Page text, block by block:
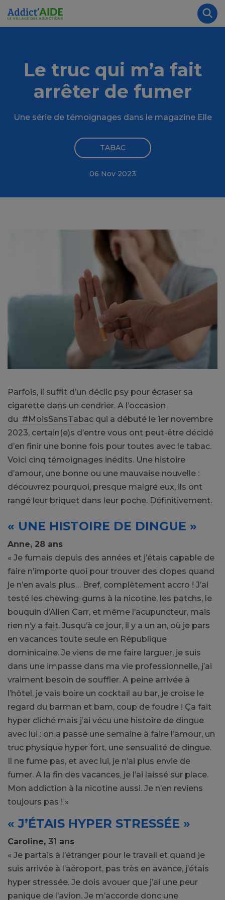
Aller au contenu principal
Le truc qui m’a fait
arrêter de fumer
Une série de témoignages dans le magazine Elle
TABAC
06 Nov 2023
Parfois, il suffit d’un déclic psy pour écraser sa
cigarette dans un cendrier. A l’occasion
du #MoisSansTabac qui a débuté le 1er novembre
2023, certain(e)s d’entre vous ont peut-être décidé
d’en finir une bonne fois pour toutes avec le tabac.
Voici cinq témoignages inédits. Une histoire
d’amour, une bonne ou une mauvaise nouvelle :
découvrez pourquoi, presque malgré eux, ils ont
rangé leur briquet dans leur poche. Définitivement.
« UNE HISTOIRE DE DINGUE »
Anne, 28 ans
« Je fumais depuis des années et j’étais capable de
faire n’importe quoi pour trouver des clopes quand
je n’en avais plus… Bref, complètement accro ! J’ai
testé les chewing-gums à la nicotine, les patchs, le
bouquin d’Allen Carr, et même l’acupuncteur, mais
rien n’y a fait. Jusqu’à ce jour, il y a un an, où je pars
en vacances toute seule en République
dominicaine. Je viens de me faire larguer, je suis
dans une impasse dans ma vie professionnelle, j’ai
vraiment besoin de souffler. A peine arrivée à
l’hôtel, je vais boire un cocktail au bar, je croise le
regard du barman et bam, coup de foudre ! Ça fait
hyper cliché mais j’ai vécu une histoire de dingue
avec lui : on a passé une semaine à faire l’amour, un
truc physique hyper fort, une sensualité de dingue.
Il ne fume pas, et avec lui, je n’ai plus envie de
fumer. A la fin des vacances, je l’ai laissé sur place.
Mon addiction à la nicotine aussi. Je n’en reviens
toujours pas ! »
« J’ÉTAIS HYPER STRESSÉE »
Caroline, 31 ans
« Je partais à l’étranger pour le travail et quand je
suis arrivée à l’aéroport, pas très en avance, j’étais
hyper stressée. Je dois avouer que j’ai une peur
panique de l’avion. Je m’accorde donc une
Panneau de gestion des cookies